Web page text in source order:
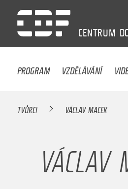
CENTRUM
PROGRAM VZDĚLÁVÁNÍ
TVŮRCI VÁCLAV MACEK
VÁCLAV